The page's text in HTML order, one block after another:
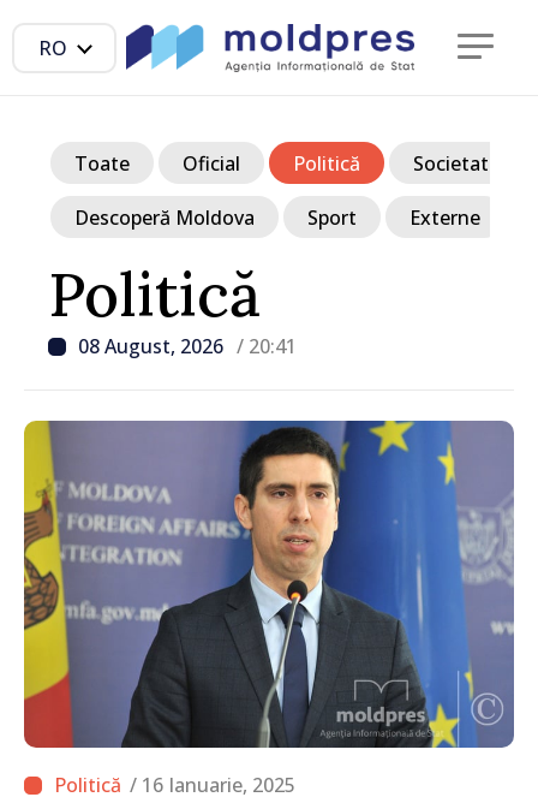
RO
Politică
08 August, 2026 / 20:41
Toate Oficial Politică Societate
Descoperă Moldova Sport Externe
/ 16 Ianuarie, 2025